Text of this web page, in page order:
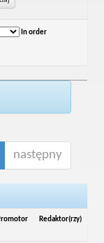
In order
następny
Redaktor(rzy)